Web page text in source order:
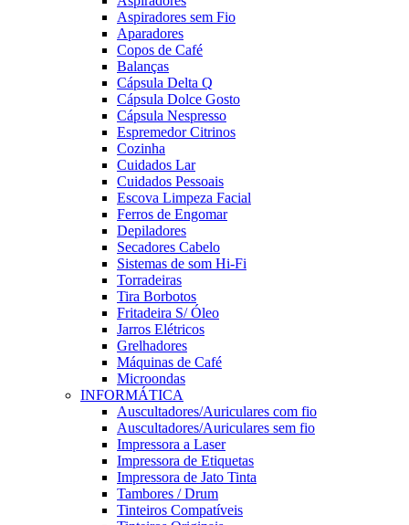
Aspiradores sem Fio
Aparadores
Copos de Café
Balanças
Cápsula Delta Q
Cápsula Dolce Gosto
Cápsula Nespresso
Espremedor Citrinos
Cozinha
Cuidados Lar
Cuidados Pessoais
Escova Limpeza Facial
Ferros de Engomar
Depiladores
Secadores Cabelo
Sistemas de som Hi-Fi
Torradeiras
Tira Borbotos
Fritadeira S/ Óleo
Jarros Elétricos
Grelhadores
Máquinas de Café
Microondas
INFORMÁTICA
Auscultadores/Auriculares com fio
Auscultadores/Auriculares sem fio
Impressora a Laser
Impressora de Etiquetas
Impressora de Jato Tinta
Tambores / Drum
Tinteiros Compatíveis